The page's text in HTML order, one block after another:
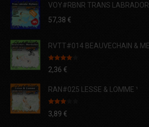
VOY#RBNR TRANS LABRADOR
57,38 €
RVTT#014 BEAUVECHAIN &
Note 4.00
sur 5
2,36 €
RAN#025 LESSE & LOMME ¹
Note
3.00
3,89 €